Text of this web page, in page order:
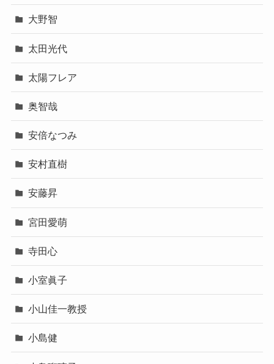
大野智
太田光代
太陽フレア
奥智哉
安倍なつみ
安村直樹
安藤昇
宮田愛萌
寺田心
小室眞子
小山佳一教授
小島健